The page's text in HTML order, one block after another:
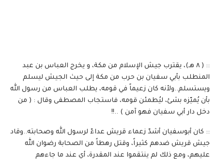
:: ( ٨ هـ)، يقترب جيش الإسلام من مكة، و يخرج العباس بن عبد
المنطلب بأبي سفيان بن حرب من مكة إلى حيث الجيش ليسلم
ويستسلم..ولأنه كان زعيماً في قومه، يطلب العباس من رسول الله
بأن يُميّزه بشئ، ليُطمئن قومه، فاستجاب المصطفى وقال : ( من
دخل دار أبي سفيان فهو آمن ) ..!!
:: كان أبوسفيان أشدّ زعماء قريش عداءّ لرسول الله وصحابته..وقاد
جيش قريش ضدهم كثيراً، وقتل رهطاً من الصحابة رضوان الله
عليهم، ومع ذلك لم ينتقموا عند المقدرة، أي عند ما جاءهم